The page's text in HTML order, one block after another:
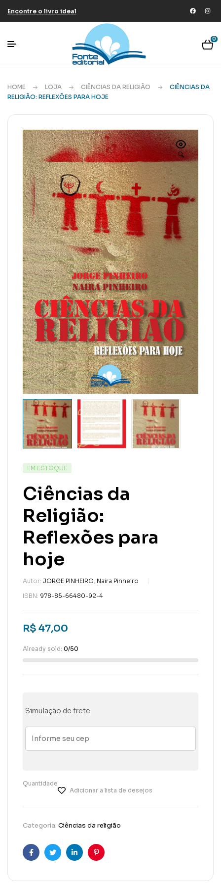
Encontre o livro ideal
0
HOME LOJA CIÊNCIAS DA RELIGIÃO
CIÊNCIAS DA
RELIGIÃO: REFLEXÕES PARA HOJE
🔍
EM ESTOQUE
Ciências da
Religião:
Reflexões para
hoje
Autor: JORGE PINHEIRO, Naira Pinheiro
ISBN: 978-85-66480-92-4
R$ 47,00
Already sold: 0/50
Simulação de frete
Quantidade
Adicionar a lista de desejos
Categoria: Ciências da religião
FacebookTwitterLinkedinPinterest